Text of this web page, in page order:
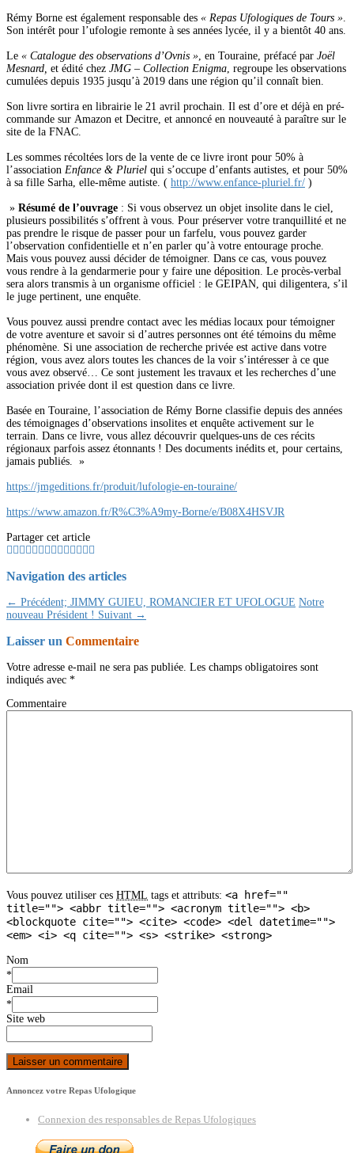
Rémy Borne est également responsable des « Repas Ufologiques de Tours ».
Son intérêt pour l’ufologie remonte à ses années lycée, il y a bientôt 40 ans.
Le « Catalogue des observations d’Ovnis », en Touraine, préfacé par Joël
Mesnard, et édité chez JMG – Collection Enigma, regroupe les observations
cumulées depuis 1935 jusqu’à 2019 dans une région qu’il connaît bien.
Son livre sortira en librairie le 21 avril prochain. Il est d’ore et déjà en pré-
commande sur Amazon et Decitre, et annoncé en nouveauté à paraître sur le
site de la FNAC.
Les sommes récoltées lors de la vente de ce livre iront pour 50% à
l’association Enfance & Pluriel qui s’occupe d’enfants autistes, et pour 50%
à sa fille Sarha, elle-même autiste. ( http://www.enfance-pluriel.fr/ )
» Résumé de l’ouvrage : Si vous observez un objet insolite dans le ciel,
plusieurs possibilités s’offrent à vous. Pour préserver votre tranquillité et ne
pas prendre le risque de passer pour un farfelu, vous pouvez garder
l’observation confidentielle et n’en parler qu’à votre entourage proche.
Mais vous pouvez aussi décider de témoigner. Dans ce cas, vous pouvez
vous rendre à la gendarmerie pour y faire une déposition. Le procès-verbal
sera alors transmis à un organisme officiel : le GEIPAN, qui diligentera, s’il
le juge pertinent, une enquête.
Vous pouvez aussi prendre contact avec les médias locaux pour témoigner
de votre aventure et savoir si d’autres personnes ont été témoins du même
phénomène. Si une association de recherche privée est active dans votre
région, vous avez alors toutes les chances de la voir s’intéresser à ce que
vous avez observé… Ce sont justement les travaux et les recherches d’une
association privée dont il est question dans ce livre.
Basée en Touraine, l’association de Rémy Borne classifie depuis des années
des témoignages d’observations insolites et enquête activement sur le
terrain. Dans ce livre, vous allez découvrir quelques-uns de ces récits
régionaux parfois assez étonnants ! Des documents inédits et, pour certains,
jamais publiés. »
https://jmgeditions.fr/produit/lufologie-en-touraine/
https://www.amazon.fr/R%C3%A9my-Borne/e/B08X4HSVJR
Partager cet article
Navigation des articles
← Précédent; JIMMY GUIEU, ROMANCIER ET UFOLOGUE Notre
nouveau Président ! Suivant →
Laisser un Commentaire
Votre adresse e-mail ne sera pas publiée. Les champs obligatoires sont
indiqués avec *
Commentaire
Vous pouvez utiliser ces HTML tags et attributs: <a href=""
title=""> <abbr title=""> <acronym title=""> <b>
<blockquote cite=""> <cite> <code> <del datetime="">
<em> <i> <q cite=""> <s> <strike> <strong>
Nom
*
Email
*
Site web
Annoncez votre Repas Ufologique
Connexion des responsables de Repas Ufologiques